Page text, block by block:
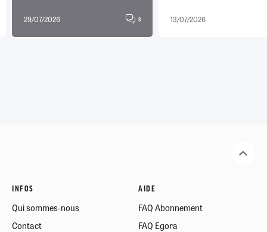
29/07/2026 8 13/07/2026
INFOS
Qui sommes-nous
Contact
AIDE
FAQ Abonnement
FAQ Egora